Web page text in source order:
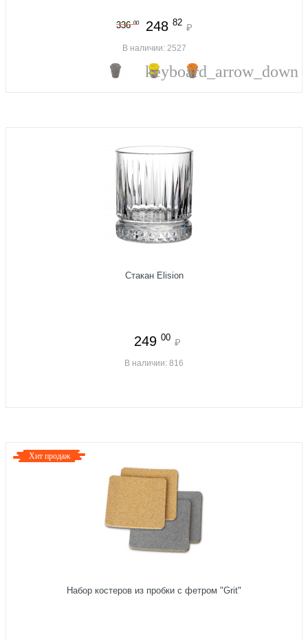
336 00 248 82 ₽
В наличии: 2527
keyboard_arrow_down
Стакан Elision
249 00 ₽
В наличии: 816
Хит продаж
Набор костеров из пробки с фетром "Grit"